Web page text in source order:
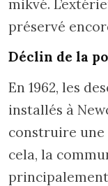
mikvé.
préservé
Déclin de la
En 1962, les
installés à
construire une
cela, la